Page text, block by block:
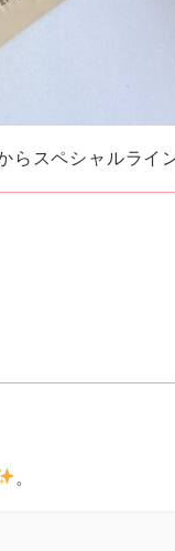
らスペシャルライ
。